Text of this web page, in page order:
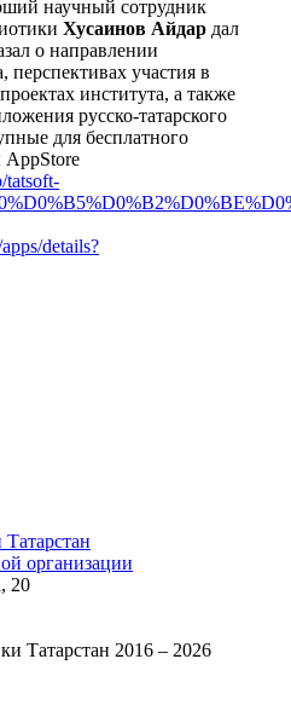
научный сотрудник
Хусаинов Айдар дал
о направлении
перспективах участия в
института, а также
русско-татарского
для бесплатного
AppStore
tatsoft-
details?
организации
20
Татарстан 2016 – 2026